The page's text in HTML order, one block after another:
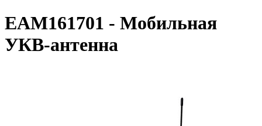
EAM161701 - Мобильная
УКВ-антенна